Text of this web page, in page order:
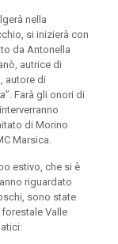
nella
si inizierà con
da Antonella
autrice di
autore di
”. Farà gli onori di
di Morino
Marsica.
estivo, che si è
riguardato
sono state
Valle